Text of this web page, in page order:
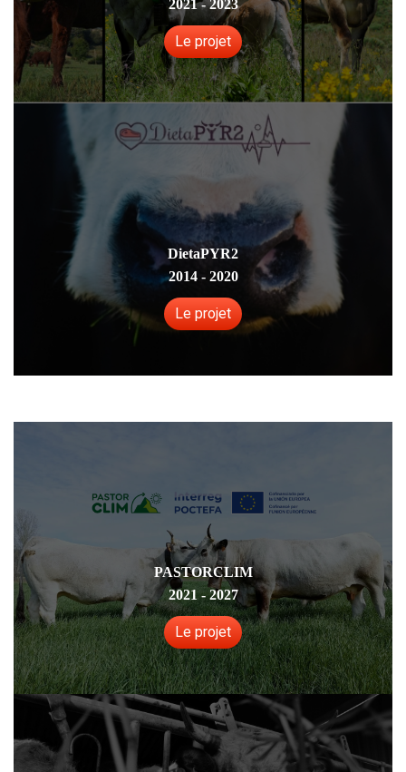
2021 - 2023
Le projet
DietaPYR2
2014 - 2020
Le projet
PASTORCLIM
2021 - 2027
Le projet